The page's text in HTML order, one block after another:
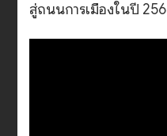
สู่ถนนการเมืองในปี